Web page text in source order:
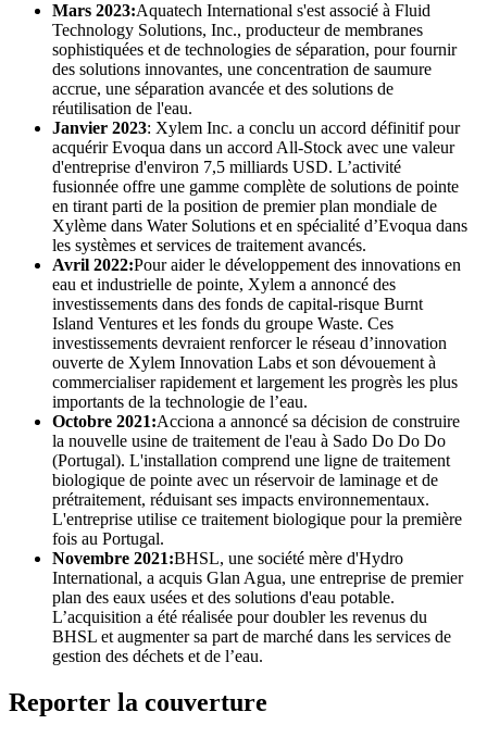
Mars 2023:Aquatech International s'est associé à Fluid
Technology Solutions, Inc., producteur de membranes
sophistiquées et de technologies de séparation, pour fournir
des solutions innovantes, une concentration de saumure
accrue, une séparation avancée et des solutions de
réutilisation de l'eau.
Janvier 2023: Xylem Inc. a conclu un accord définitif pour
acquérir Evoqua dans un accord All-Stock avec une valeur
d'entreprise d'environ 7,5 milliards USD. L’activité
fusionnée offre une gamme complète de solutions de pointe
en tirant parti de la position de premier plan mondiale de
Xylème dans Water Solutions et en spécialité d’Evoqua dans
les systèmes et services de traitement avancés.
Avril 2022:Pour aider le développement des innovations en
eau et industrielle de pointe, Xylem a annoncé des
investissements dans des fonds de capital-risque Burnt
Island Ventures et les fonds du groupe Waste. Ces
investissements devraient renforcer le réseau d’innovation
ouverte de Xylem Innovation Labs et son dévouement à
commercialiser rapidement et largement les progrès les plus
importants de la technologie de l’eau.
Octobre 2021:Acciona a annoncé sa décision de construire
la nouvelle usine de traitement de l'eau à Sado Do Do Do
(Portugal). L'installation comprend une ligne de traitement
biologique de pointe avec un réservoir de laminage et de
prétraitement, réduisant ses impacts environnementaux.
L'entreprise utilise ce traitement biologique pour la première
fois au Portugal.
Novembre 2021:BHSL, une société mère d'Hydro
International, a acquis Glan Agua, une entreprise de premier
plan des eaux usées et des solutions d'eau potable.
L’acquisition a été réalisée pour doubler les revenus du
BHSL et augmenter sa part de marché dans les services de
gestion des déchets et de l’eau.
Reporter la couverture